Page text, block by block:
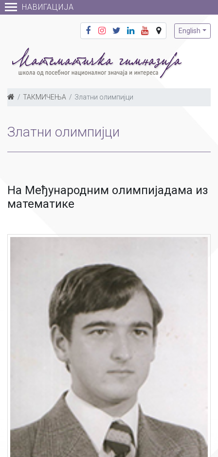
НАВИГАЦИЈА
English
ТАКМИЧЕЊА Златни олимпијци
Златни олимпијци
На Међународним олимпијадама из
математике